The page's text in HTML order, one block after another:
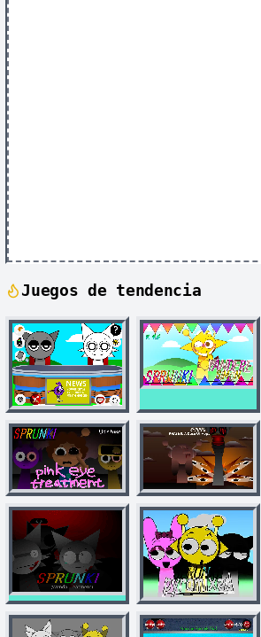
Juegos de tendencia